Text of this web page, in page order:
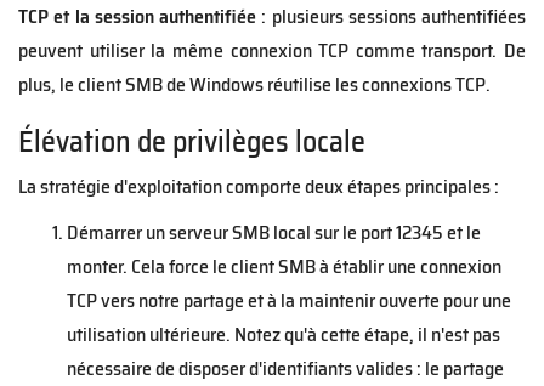
TCP et la session authentifiée : plusieurs sessions authentifiées
peuvent utiliser la même connexion TCP comme transport. De
plus, le client SMB de Windows réutilise les connexions TCP.
Élévation de privilèges locale
La stratégie d'exploitation comporte deux étapes principales :
Démarrer un serveur SMB local sur le port 12345 et le
monter. Cela force le client SMB à établir une connexion
TCP vers notre partage et à la maintenir ouverte pour une
utilisation ultérieure. Notez qu'à cette étape, il n'est pas
nécessaire de disposer d'identifiants valides : le partage